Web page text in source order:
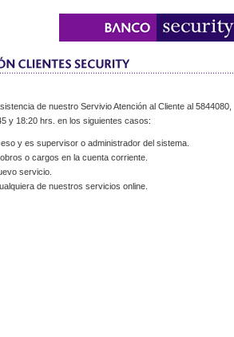
de nuestro Servivio Atención al Cliente al 5844080,
y 18:20 hrs. en los siguientes casos:
y es supervisor o administrador del sistema.
o cargos en la cuenta corriente.
servicio.
de nuestros servicios online.